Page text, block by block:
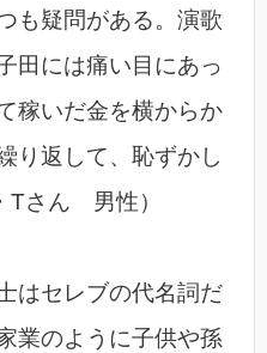
も疑問がある。演歌
田には痛い目にあっ
稼いだ金を横からか
り返して、恥ずかし
Tさん 男性）
はセレブの代名詞だ
業のように子供や孫